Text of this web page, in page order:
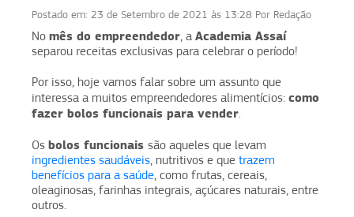
Postado em: 23 de Setembro de 2021 às 13:28 Por Redação
No mês do empreendedor, a Academia Assaí
separou receitas exclusivas para celebrar o período!
Por isso, hoje vamos falar sobre um assunto que
interessa a muitos empreendedores alimentícios: como
fazer bolos funcionais para vender.
Os bolos funcionais são aqueles que levam
ingredientes saudáveis, nutritivos e que trazem
benefícios para a saúde, como frutas, cereais,
oleaginosas, farinhas integrais, açúcares naturais, entre
outros.